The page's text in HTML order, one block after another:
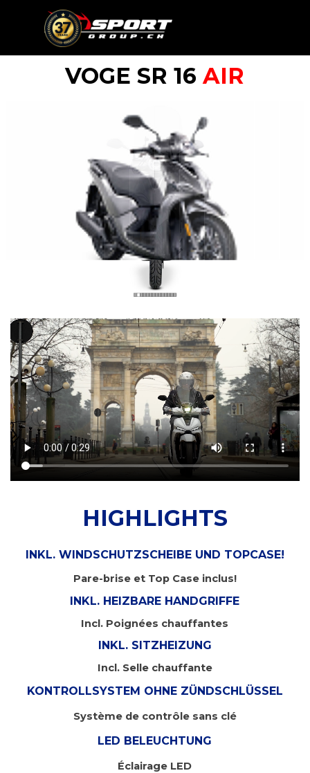
Skip menu
VOGE SR 16 AIR
HIGHLIGHTS
INKL. WINDSCHUTZSCHEIBE UND TOPCASE!
Pare-brise et Top Case inclus!
INKL. HEIZBARE HANDGRIFFE
Incl. Poignées chauffantes
INKL. SITZHEIZUNG
Incl. Selle chauffante
KONTROLLSYSTEM OHNE ZÜNDSCHLÜSSEL
Système de contrôle sans clé
LED BELEUCHTUNG
Éclairage LED